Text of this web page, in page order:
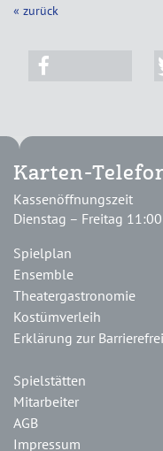
« zurück
Karten-
Kassenöffnungszeit
Dienstag – Freitag
Spielplan
Ensemble
Theatergastronomie
Kostümverleih
Erklärung zur
Spielstätten
Mitarbeiter
AGB
Impressum